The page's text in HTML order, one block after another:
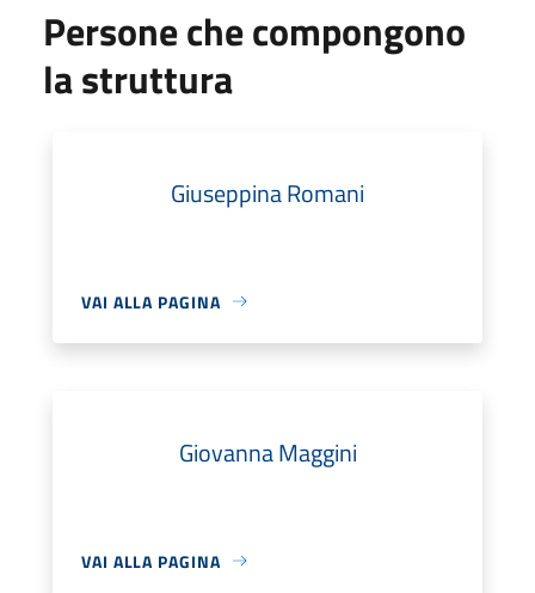
Persone che compongono
la struttura
Giuseppina Romani
VAI ALLA PAGINA
Giovanna Maggini
VAI ALLA PAGINA